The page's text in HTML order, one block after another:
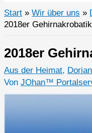
Start Wir über uns
2018er
2018er
Aus der Heimat,
Von JOhan™